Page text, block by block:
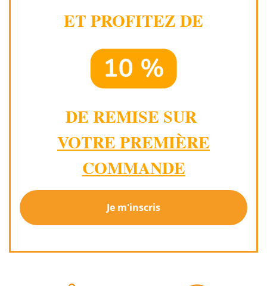
ET PROFITEZ DE
DE REMISE SUR
VOTRE PREMIÈRE
COMMANDE
Je m'inscris